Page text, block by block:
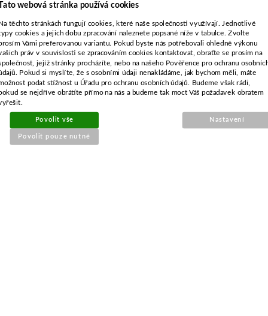
POPIS ZBOŽÍ
MTD sečení 97cm s bočním výhozem
délka-492 mm
průměr středu-10,0 mm
rozteč-63,5 mm
průměr vnějších děr-7,9 mm
webová stránka používá cookies
těchto stránkách fungují cookies, které naše společnosti využívají. Jednotlivé
cookies a jejich dobu zpracování naleznete popsané níže v tabulce. Zvolte
Vámi preferovanou variantu. Pokud byste nás potřebovali ohledně výkonu
práv v souvislosti se zpracováním cookies kontaktovat, obraťte se prosím na
jejíž stránky procházíte, nebo na našeho Pověřence pro ochranu
Pokud si myslíte, že s osobními údaji nenakládáme, jak bychom měli, máte
podat stížnost u Úřadu pro ochranu osobních údajů. Budeme však rádi,
se nejdříve obrátíte přímo na nás a budeme tak moct Váš požadavek obratem
Povolit vše
Povolit pouze nutné
Nastavení